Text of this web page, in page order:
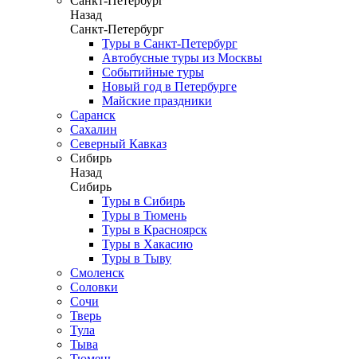
Назад
Санкт-Петербург
Туры в Санкт-Петербург
Автобусные туры из Москвы
Событийные туры
Новый год в Петербурге
Майские праздники
Саранск
Сахалин
Северный Кавказ
Сибирь
Назад
Сибирь
Туры в Сибирь
Туры в Тюмень
Туры в Красноярск
Туры в Хакасию
Туры в Тыву
Смоленск
Соловки
Сочи
Тверь
Тула
Тыва